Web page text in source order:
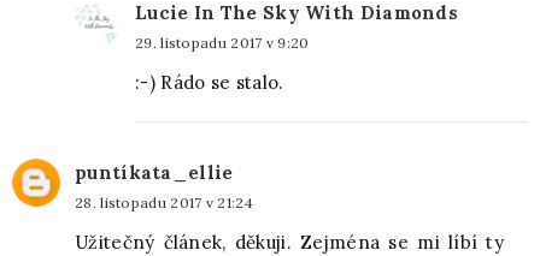
Lucie In The Sky With Diamonds
29. listopadu 2017 v 9:20
:-) Rádo se stalo.
puntíkata_ellie
28. listopadu 2017 v 21:24
Užitečný článek, děkuji. Zejména se mi líbí ty